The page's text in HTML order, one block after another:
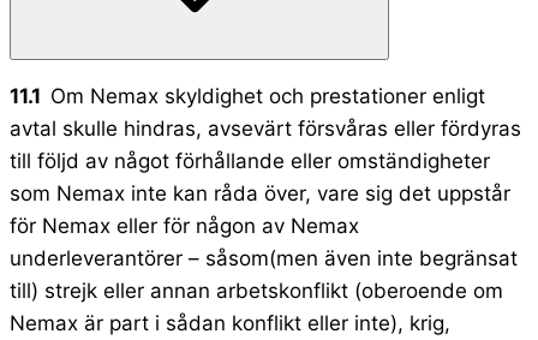
11.1 Om Nemax skyldighet och prestationer enligt
avtal skulle hindras, avsevärt försvåras eller fördyras
till följd av något förhållande eller omständigheter
som Nemax inte kan råda över, vare sig det uppstår
för Nemax eller för någon av Nemax
underleverantörer – såsom(men även inte begränsat
till) strejk eller annan arbetskonflikt (oberoende om
Nemax är part i sådan konflikt eller inte), krig,